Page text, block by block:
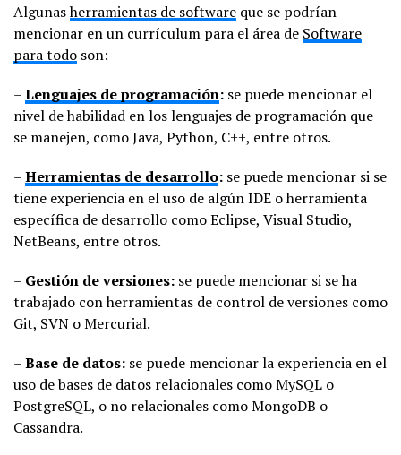
Algunasherramientas de software que se podrían
mencionar en un currículum para el área de Software
para todo son:
–Lenguajes de programación: se puede mencionar el
nivel de habilidad en los lenguajes de programación que
se manejen, como Java, Python, C++, entre otros.
–Herramientas de desarrollo: se puede mencionar si se
tiene experiencia en el uso de algún IDE o herramienta
específica de desarrollo como Eclipse, Visual Studio,
NetBeans, entre otros.
– Gestión de versiones: se puede mencionar si se ha
trabajado con herramientas de control de versiones como
Git, SVN o Mercurial.
–Base de datos: se puede mencionar la experiencia en el
uso de bases de datos relacionales como MySQL o
PostgreSQL, o no relacionales como MongoDB o
Cassandra.